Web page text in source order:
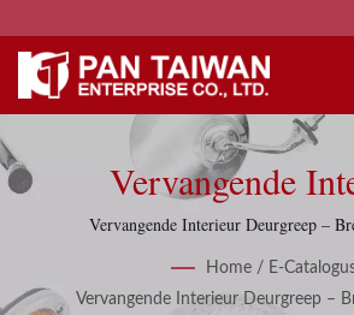
Vervangende
Deurgreep – Brede
Aangepaste
Vervangende Interieur Deurgreep –
aftermarket auto-onderdelen
Home / E-
Vervangende Interieur Deurgreep –